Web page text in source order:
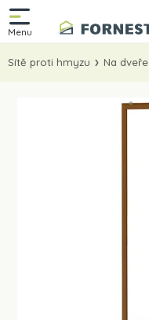
Sítě proti hmyzu Na dveře